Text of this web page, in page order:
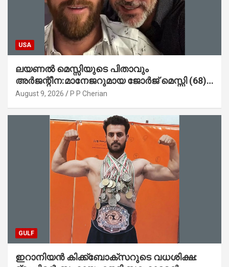
USA
ലയണൽ മെസ്സിയുടെ പിതാവും
അർജന്റീന:മാനേജറുമായ ജോർജ് മെസ്സി (68)
അന്തരിച്ചു
August 9, 2026 P P Cherian
GULF
ഇറാനിയൻ കിക്ക്ബോക്സറുടെ വധശിക്ഷ: